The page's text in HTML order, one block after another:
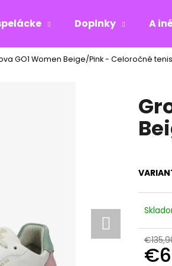
Doplnky A
GO1 Women Beige/Pink - Celoročné
Čo potrebujete nájsť?